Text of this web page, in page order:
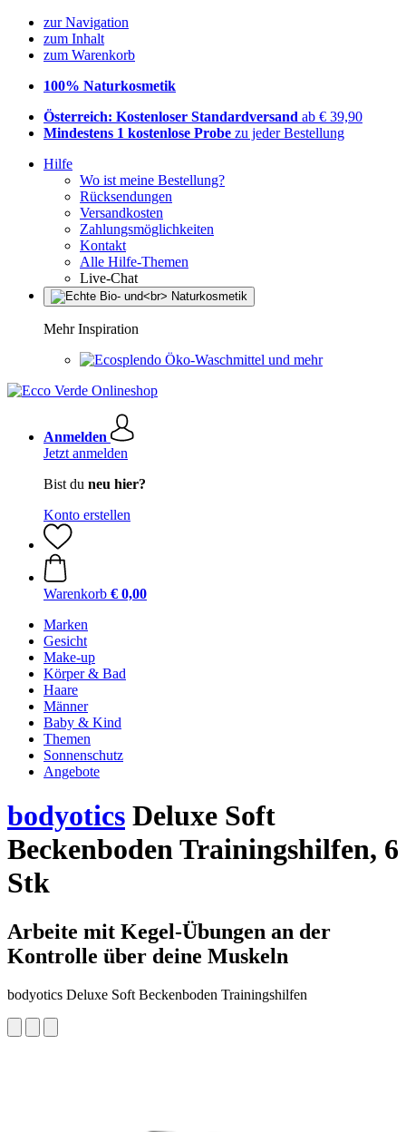
zur Navigation
zum Inhalt
zum Warenkorb
100% Naturkosmetik
Österreich: Kostenloser Standardversand ab € 39,90
Mindestens 1 kostenlose Probe zu jeder Bestellung
Hilfe
Wo ist meine Bestellung?
Rücksendungen
Versandkosten
Zahlungsmöglichkeiten
Kontakt
Alle Hilfe-Themen
Live-Chat
Mehr Inspiration
Öko-Waschmittel und mehr
Anmelden
Jetzt anmelden
Bist du neu hier?
Konto erstellen
Warenkorb € 0,00
Marken
Gesicht
Make-up
Körper & Bad
Haare
Männer
Baby & Kind
Themen
Sonnenschutz
Angebote
bodyotics Deluxe Soft
Beckenboden Trainingshilfen, 6
Stk
Arbeite mit Kegel-Übungen an der
Kontrolle über deine Muskeln
bodyotics Deluxe Soft Beckenboden Trainingshilfen